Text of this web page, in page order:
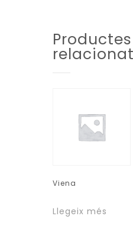
Productes
Viena
Llegeix més